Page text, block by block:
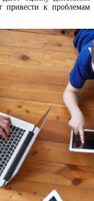
привести к проблемам